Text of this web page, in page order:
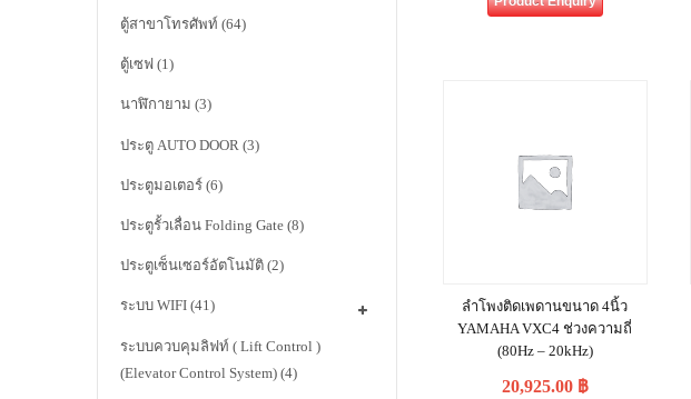
ตู้สาขาโทรศัพท์ (64)
ตู้เซฟ (1)
นาฬิกายาม (3)
ประตู AUTO DOOR (3)
ประตูมอเตอร์ (6)
ประตูรั้วเลื่อน Folding Gate (8)
ประตูเซ็นเซอร์อัตโนมัติ (2)
ระบบ WIFI (41)
ระบบควบคุมลิฟท์ ( Lift Control )
(Elevator Control System) (4)
ลำโพงติดเพดานขนาด 4นิ้ว
YAMAHA VXC4 ช่วงความถี่
(80Hz – 20kHz)
20,925.00 ฿